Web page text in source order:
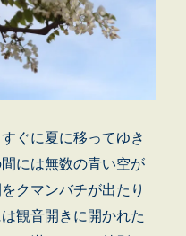
ぐに夏に移ってゆき
には無数の青い空が
クマンバチが出たり
観音開きに開かれた